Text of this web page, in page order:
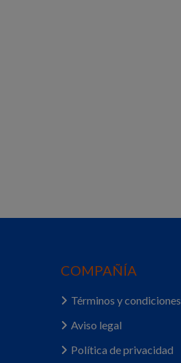
COMPAÑÍA
Términos y condiciones
Aviso legal
Política de privacidad